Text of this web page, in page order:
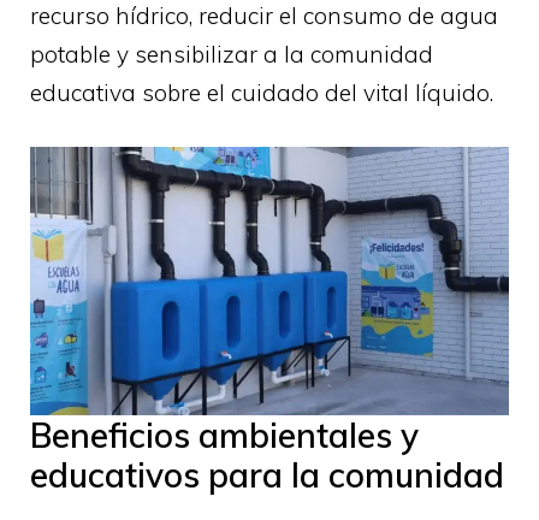
recurso hídrico, reducir el consumo de agua
potable y sensibilizar a la comunidad
educativa sobre el cuidado del vital líquido.
Beneficios ambientales y
educativos para la comunidad